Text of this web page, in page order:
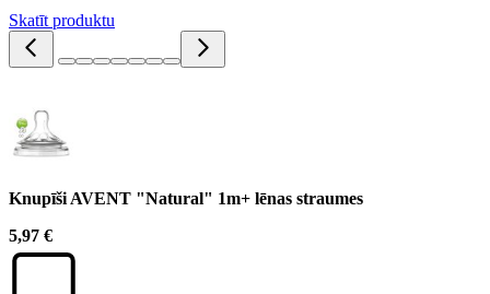
Skatīt produktu
Knupīši AVENT "Natural" 1m+ lēnas straumes
5,97 €